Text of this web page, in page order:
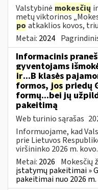
Valstybinė mokesčių
metų viktorinos
po atkaklios kovos,
Metai: 2024
Informacinis
gyventojams
ir...B klasės
formos, jos priedų
formų...bei jų
pakeitimą
Web turinio sąrašas
Informuojame, kad
prie Lietuvos
viršininko 2026 m.
Metai: 2026 Mokesčių
įstatymų pakeitimai »
pakeitimai nuo 2026 m.